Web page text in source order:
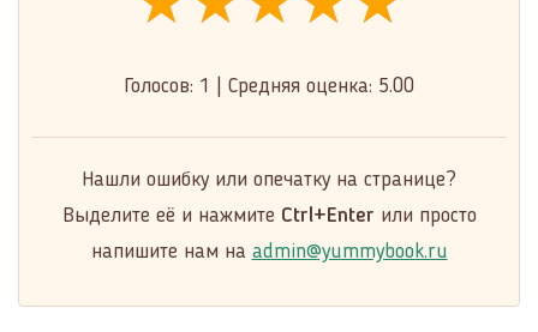
Голосов: 1 Средняя оценка: 5.00
Нашли ошибку или опечатку на странице?
Выделите её и нажмите Ctrl+Enter или просто
напишите нам на admin@yummybook.ru